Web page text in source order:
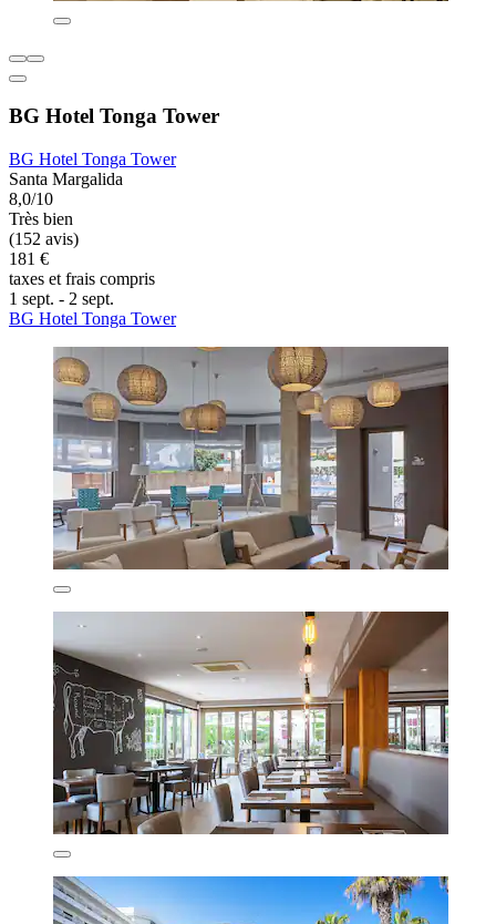
BG Hotel Tonga Tower
BG Hotel Tonga Tower
Santa Margalida
8,0/10
Très bien
(152 avis)
181 €
taxes et frais compris
1 sept. - 2 sept.
BG Hotel Tonga Tower